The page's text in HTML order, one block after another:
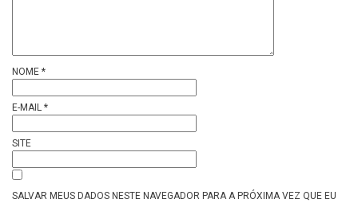
NOME *
E-MAIL *
SITE
SALVAR MEUS DADOS NESTE NAVEGADOR PARA A PRÓXIMA VEZ QUE EU